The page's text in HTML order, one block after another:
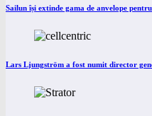
Sailun își extinde gama de anvelope
Lars Ljungström a fost numit director